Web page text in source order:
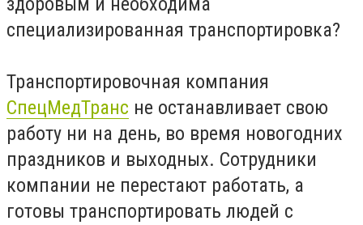
специализированная транспортировка?
Транспортировочная компания
СпецМедТранс не останавливает свою
работу ни на день, во время новогодних
праздников и выходных. Сотрудники
компании не перестают работать, а
готовы транспортировать людей с